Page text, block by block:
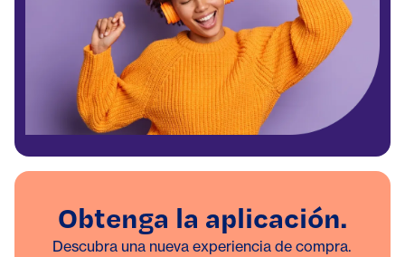
Obtenga la aplicación.
Descubra una nueva experiencia de compra.